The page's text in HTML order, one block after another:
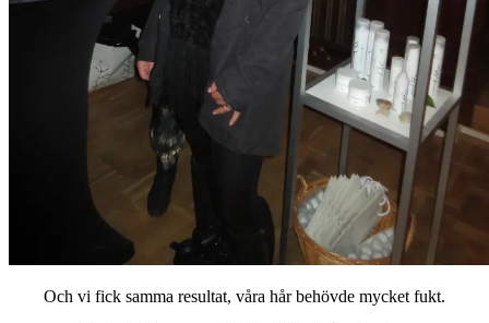
Och vi fick samma resultat, våra hår behövde mycket fukt.